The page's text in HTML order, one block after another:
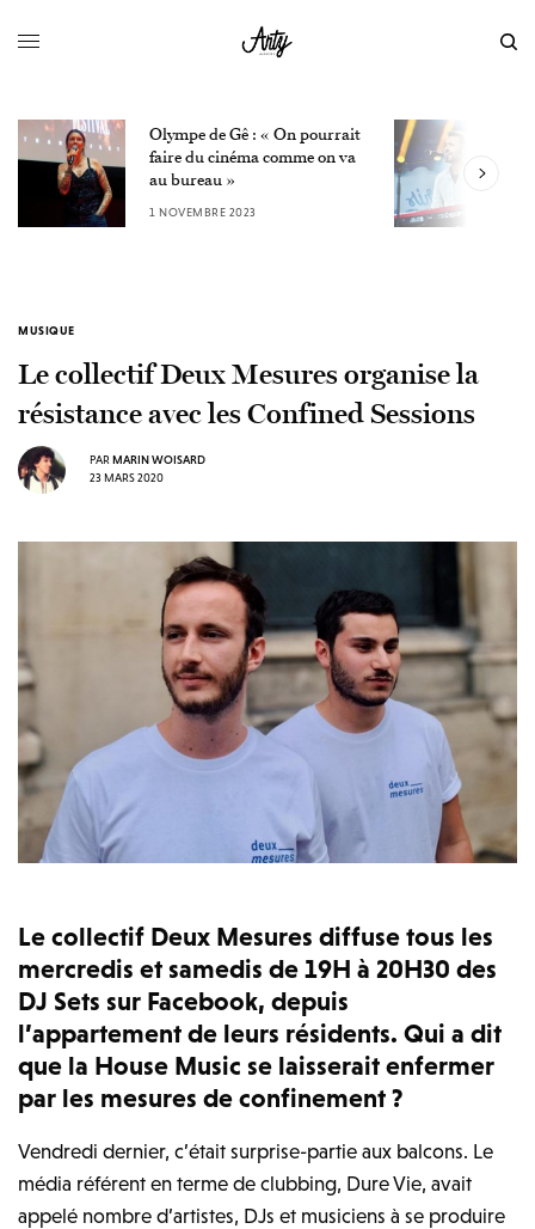
Olympe de Gê : « On pourrait
faire du cinéma comme on va
au bureau »
1 NOVEMBRE 2023
MUSIQUE
Le collectif Deux Mesures organise la
résistance avec les Confined Sessions
PAR MARIN WOISARD
23 MARS 2020
Le collectif Deux Mesures diffuse tous les
mercredis et samedis de 19H à 20H30 des
DJ Sets sur Facebook, depuis
l’appartement de leurs résidents. Qui a dit
que la House Music se laisserait enfermer
par les mesures de confinement ?
Vendredi dernier, c’était surprise-partie aux balcons. Le
média référent en terme de clubbing, Dure Vie, avait
appelé nombre d’artistes, DJs et musiciens à se produire